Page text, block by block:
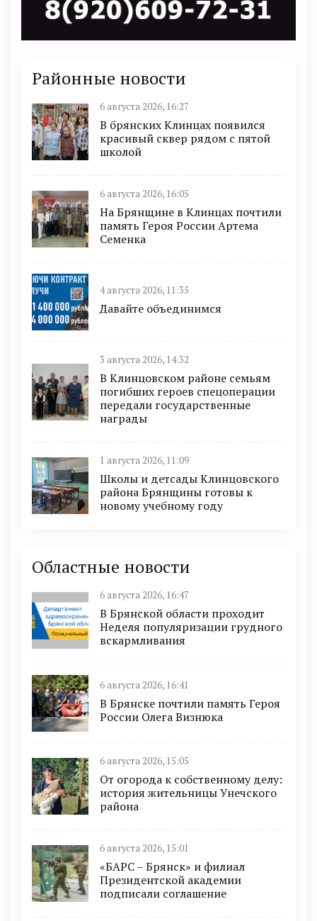
Районные новости
6 августа 2026, 16:27
В брянских Клинцах появился
красивый сквер рядом с пятой
школой
6 августа 2026, 16:05
На Брянщине в Клинцах почтили
память Героя России Артема
Семенка
4 августа 2026, 11:35
Давайте объединимся
3 августа 2026, 14:32
В Клинцовском районе семьям
погибших героев спецоперации
передали государственные
награды
1 августа 2026, 11:09
Школы и детсады Клинцовского
района Брянщины готовы к
новому учебному году
Областные новости
6 августа 2026, 16:47
В Брянской области проходит
Неделя популяризации грудного
вскармливания
6 августа 2026, 16:41
В Брянске почтили память Героя
России Олега Визнюка
6 августа 2026, 15:05
От огорода к собственному делу:
история жительницы Унечского
района
6 августа 2026, 15:01
«БАРС – Брянск» и филиал
Президентской академии
подписали соглашение